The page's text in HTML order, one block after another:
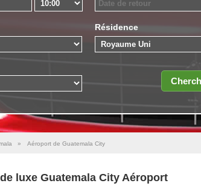
Résidence
» Aéroport de Guatemala City
luxe Guatemala City Aéroport